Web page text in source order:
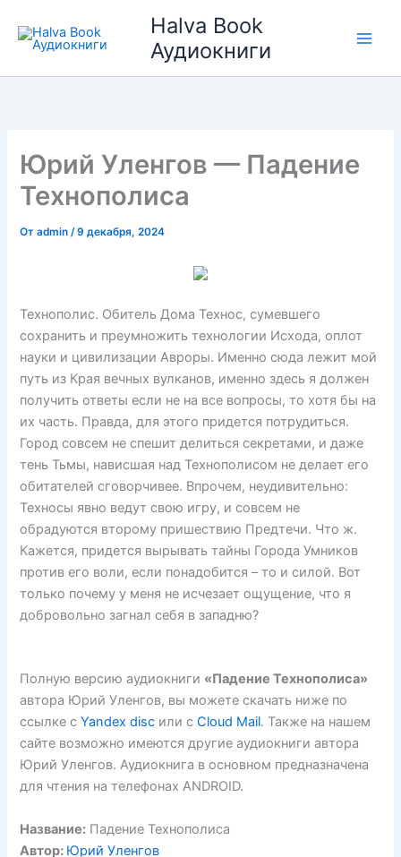
содержимому
Halva Book
Аудиокниги
Юрий Уленгов — Падение
Технополиса
Отadmin/9 декабря, 2024
Технополис. Обитель Дома Технос, сумевшего
сохранить и преумножить технологии Исхода, оплот
науки и цивилизации Авроры. Именно сюда лежит мой
путь из Края вечных вулканов, именно здесь я должен
получить ответы если не на все вопросы, то хотя бы на
их часть. Правда, для этого придется потрудиться.
Город совсем не спешит делиться секретами, и даже
тень Тьмы, нависшая над Технополисом не делает его
обитателей сговорчивее. Впрочем, неудивительно:
Техносы явно ведут свою игру, и совсем не
обрадуются второму пришествию Предтечи. Что ж.
Кажется, придется вырывать тайны Города Умников
против его воли, если понадобится – то и силой. Вот
только почему у меня не исчезает ощущение, что я
добровольно загнал себя в западню?
Полную версию аудиокниги «Падение Технополиса»
автора Юрий Уленгов, вы можете скачать ниже по
ссылке сYandex disc или сCloud Mail. Также на нашем
сайте возможно имеются другие аудиокниги автора
Юрий Уленгов. Аудиокнига в основном предназначена
для чтения на телефонах ANDROID.
Название: Падение Технополиса
Автор: Юрий Уленгов